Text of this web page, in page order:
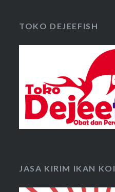
TOKO DEJEEFISH
JASA KIRIM IKAN KOI